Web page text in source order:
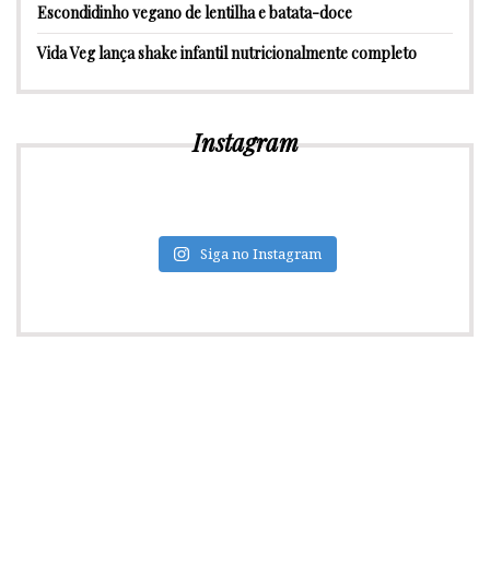
Escondidinho vegano de lentilha e batata-doce
Vida Veg lança shake infantil nutricionalmente completo
Instagram
Siga no Instagram